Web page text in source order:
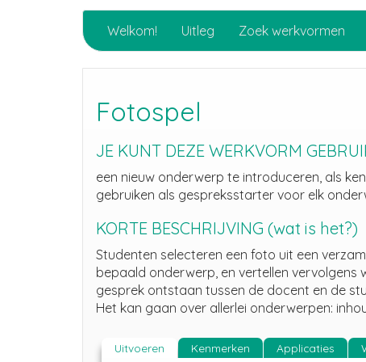
Welkom! Uitleg Zoek werkvormen
Fotospel
JE KUNT DEZE WERKVORM
een nieuw onderwerp te introduceren, als
gebruiken als gespreksstarter voor elk
KORTE BESCHRIJVING (wat is het?)
Studenten selecteren een foto uit een
bepaald onderwerp, en vertellen
gesprek ontstaan tussen de docent en de
Het kan gaan over allerlei onderwerpen:
Uitvoeren Kenmerken Applicaties